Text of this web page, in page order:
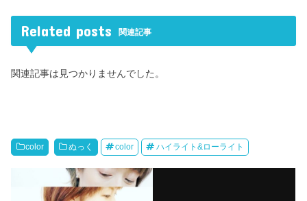
Related posts 関連記事
関連記事は見つかりませんでした。
color ぬっく color ハイライト&ローライト